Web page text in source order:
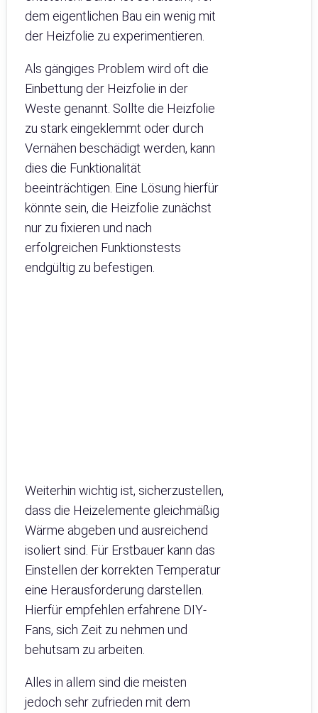
dem eigentlichen Bau ein wenig mit
der Heizfolie zu experimentieren.
Als gängiges Problem wird oft die
Einbettung der Heizfolie in der
Weste genannt. Sollte die Heizfolie
zu stark eingeklemmt oder durch
Vernähen beschädigt werden, kann
dies die Funktionalität
beeinträchtigen. Eine Lösung hierfür
könnte sein, die Heizfolie zunächst
nur zu fixieren und nach
erfolgreichen Funktionstests
endgültig zu befestigen.
Weiterhin wichtig ist, sicherzustellen,
dass die Heizelemente gleichmäßig
Wärme abgeben und ausreichend
isoliert sind. Für Erstbauer kann das
Einstellen der korrekten Temperatur
eine Herausforderung darstellen.
Hierfür empfehlen erfahrene DIY-
Fans, sich Zeit zu nehmen und
behutsam zu arbeiten.
Alles in allem sind die meisten
jedoch sehr zufrieden mit dem